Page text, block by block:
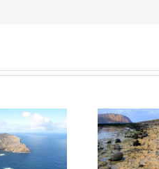
GR01 Costa de Los